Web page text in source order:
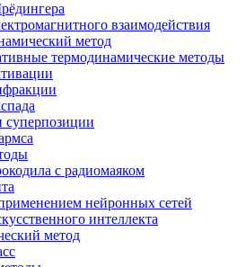
взаимодействия
метод
термодинамические методы
с радиомаяком
нейронных сетей
интеллекта
метод